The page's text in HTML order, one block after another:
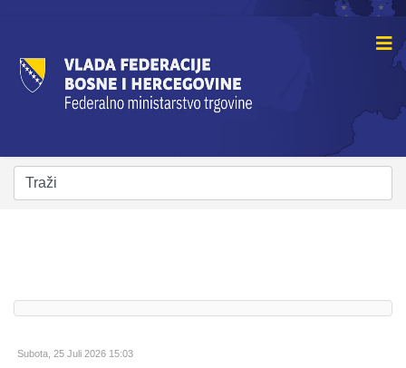
Subota, 25 Juli 2026 15:03